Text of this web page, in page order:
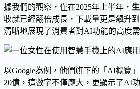
據我們的觀察，僅在2025年上半年，
收就已經翻倍成長，下載量更是飆升
清晰地展現了消費者對AI功能的高度需
以Google為例，他們旗下的「AI概覽
20億，這數字不僅龐大，更顯示了AI